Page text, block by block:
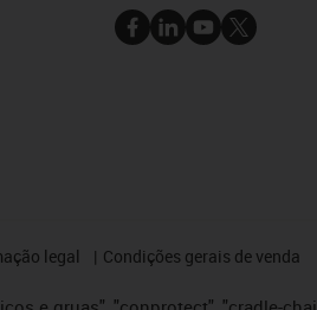
legal Condições gerais de venda